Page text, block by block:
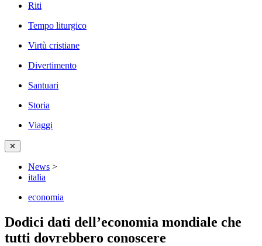
Riti
Tempo liturgico
Virtù cristiane
Divertimento
Santuari
Storia
Viaggi
✕
News >
italia
economia
Dodici dati dell’economia mondiale che
tutti dovrebbero conoscere